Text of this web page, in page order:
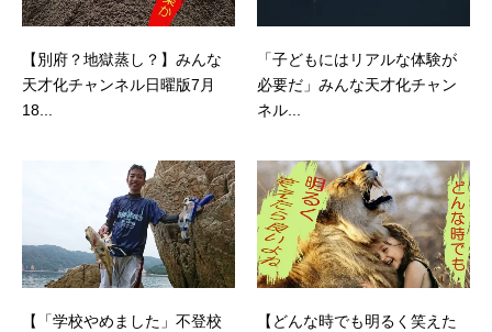
【別府？地獄蒸し？】みんな
天才化チャンネル日曜版7月
18...
「子どもにはリアルな体験が
必要だ」みんな天才化チャン
ネル...
【「学校やめました」不登校
【どんな時でも明るく笑えた